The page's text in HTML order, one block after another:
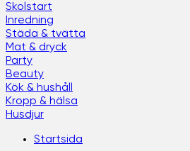
Skolstart
Inredning
Städa & tvätta
Mat & dryck
Party
Beauty
Kök & hushåll
Kropp & hälsa
Husdjur
Startsida